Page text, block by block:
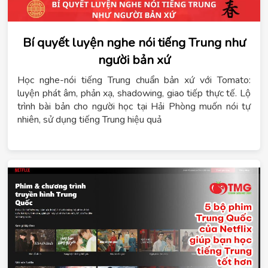
Bí quyết luyện nghe nói tiếng Trung như
người bản xứ
Học nghe-nói tiếng Trung chuẩn bản xứ với Tomato:
luyện phát âm, phản xạ, shadowing, giao tiếp thực tế. Lộ
trình bài bản cho người học tại Hải Phòng muốn nói tự
nhiên, sử dụng tiếng Trung hiệu quả